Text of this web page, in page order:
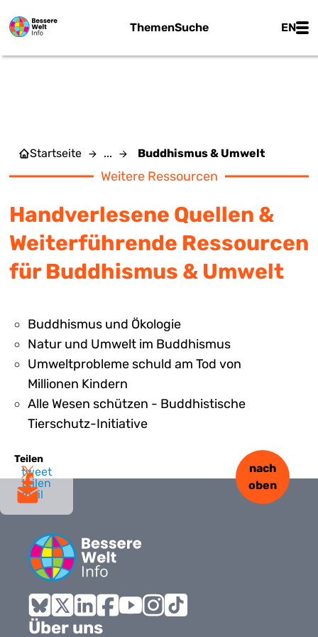
ThemenSuche EN
Teilen
tweet
teilen
mail
Startseite ... Buddhismus & Umwelt
Weitere Ressourcen
Handverlesene Quellen &
Weiterführende Ressourcen
für Buddhismus & Umwelt
Buddhismus und Ökologie
Natur und Umwelt im Buddhismus
Umweltprobleme schuld am Tod von
Millionen Kindern
Alle Wesen schützen - Buddhistische
Tierschutz-Initiative
Bluesky
X LinkedInFacebook
nach
oben
Über uns